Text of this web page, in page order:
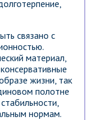
связано с
материал,
жизни, так
полотне
нормам.